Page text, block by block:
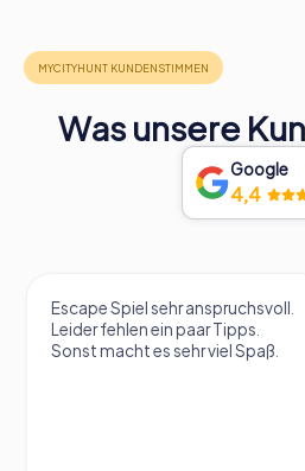
Was unsere
Google
4,4
Escape Spiel sehr anspruchsvoll.
Leider fehlen ein paar Tipps.
Sonst macht es sehr viel Spaß.